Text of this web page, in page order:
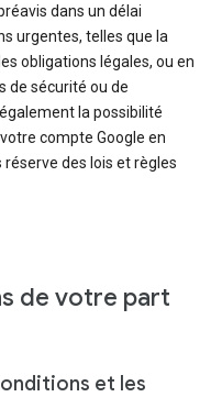
dans un délai
urgentes, telles que la
obligations légales, ou en
de sécurité ou de
la possibilité
compte Google en
réserve des lois et règles
de votre part
et les